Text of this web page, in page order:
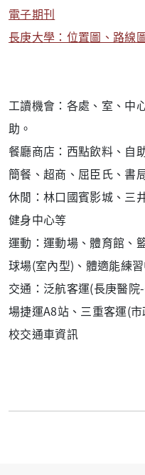
電子期刊
長庚大學：位置圖、路線
工讀機會：各處、室、中
助。
餐廳商店：西點飲料、自
簡餐、超商、屈臣氏、書
休閒：林口國賓影城、
健身中心等
運動：運動場、體育館、
球場(室內型)、體適能練
交通：泛航客運(長庚醫
場捷運A8站、三重客運(
校交通車資訊